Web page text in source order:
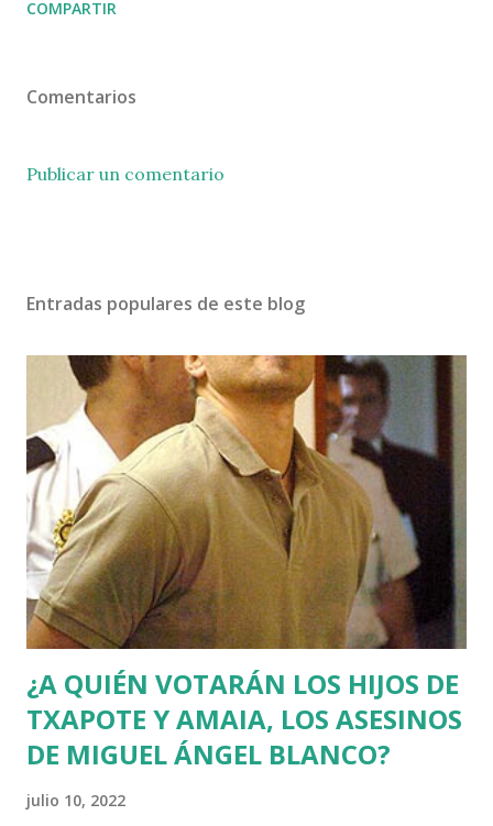
COMPARTIR
Comentarios
Publicar un comentario
Entradas populares de este blog
¿A QUIÉN VOTARÁN LOS HIJOS DE
TXAPOTE Y AMAIA, LOS ASESINOS
DE MIGUEL ÁNGEL BLANCO?
julio 10, 2022